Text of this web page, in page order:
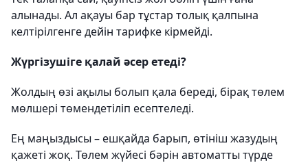
алынады. Ал ақауы бар тұстар толық қалпына
келтірілгенге дейін тарифке кірмейді.
Жүргізушіге қалай әсер етеді?
Жолдың өзі ақылы болып қала береді, бірақ төлем
мөлшері төмендетіліп есептеледі.
Ең маңыздысы – ешқайда барып, өтініш жазудың
қажеті жоқ. Төлем жүйесі бәрін автоматты түрде